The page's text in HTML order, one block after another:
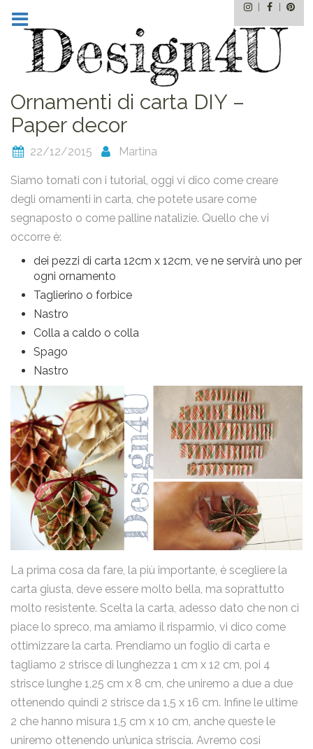
to
content
Instagram
Ornamenti di carta DIY –
Paper decor
22/12/2015 Martina
Siamo tornati con i tutorial, oggi vi dico come creare
degli ornamenti in carta, che potete usare come
segnaposto o come palline natalizie. Quello che vi
occorre è:
dei pezzi di carta 12cm x 12cm, ve ne servirà uno per
ogni ornamento
Taglierino o forbice
Nastro
Colla a caldo o colla
Spago
Nastro
La prima cosa da fare, la più importante, è scegliere la
carta giusta, deve essere molto bella, ma soprattutto
molto resistente. Scelta la carta, adesso dato che non ci
piace lo spreco, ma amiamo il risparmio, vi dico come
ottimizzare la carta. Prendiamo un foglio di carta e
tagliamo 2 strisce di lunghezza 1 cm x 12 cm, poi 4
strisce lunghe 1,25 cm x 8 cm, che uniremo a due a due
ottenendo quindi 2 strisce da 1,5 x 16 cm. Infine le ultime
2 che hanno misura 1,5 cm x 10 cm, anche queste le
uniremo ottenendo un’unica striscia. Avremo cosi